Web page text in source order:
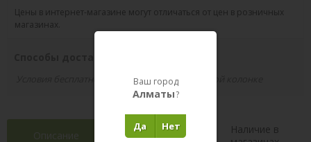
Цены в интернет-магазине могут отличаться от цен в розничных
магазинах.
Условия бесплатной доставки указаны в правой колонке
Описание Характеристики
Наличие в
Ваш город
Алматы?
Нет
Да